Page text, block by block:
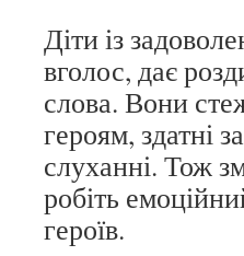
Діти із
вголос, дає
слова. Вони
героям, здатні
слуханні. Тож
робіть
героїв.